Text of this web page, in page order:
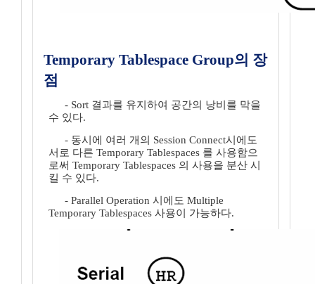
Temporary Tablespace Group의 장
점
- Sort 결과를 유지하여 공간의 낭비를 막을
수 있다.
- 동시에 여러 개의 Session Connect시에도
서로 다른 Temporary Tablespaces 를 사용함으
로써 Temporary Tablespaces 의 사용을 분산 시
킬 수 있다.
- Parallel Operation 시에도 Multiple
Temporary Tablespaces 사용이 가능하다.